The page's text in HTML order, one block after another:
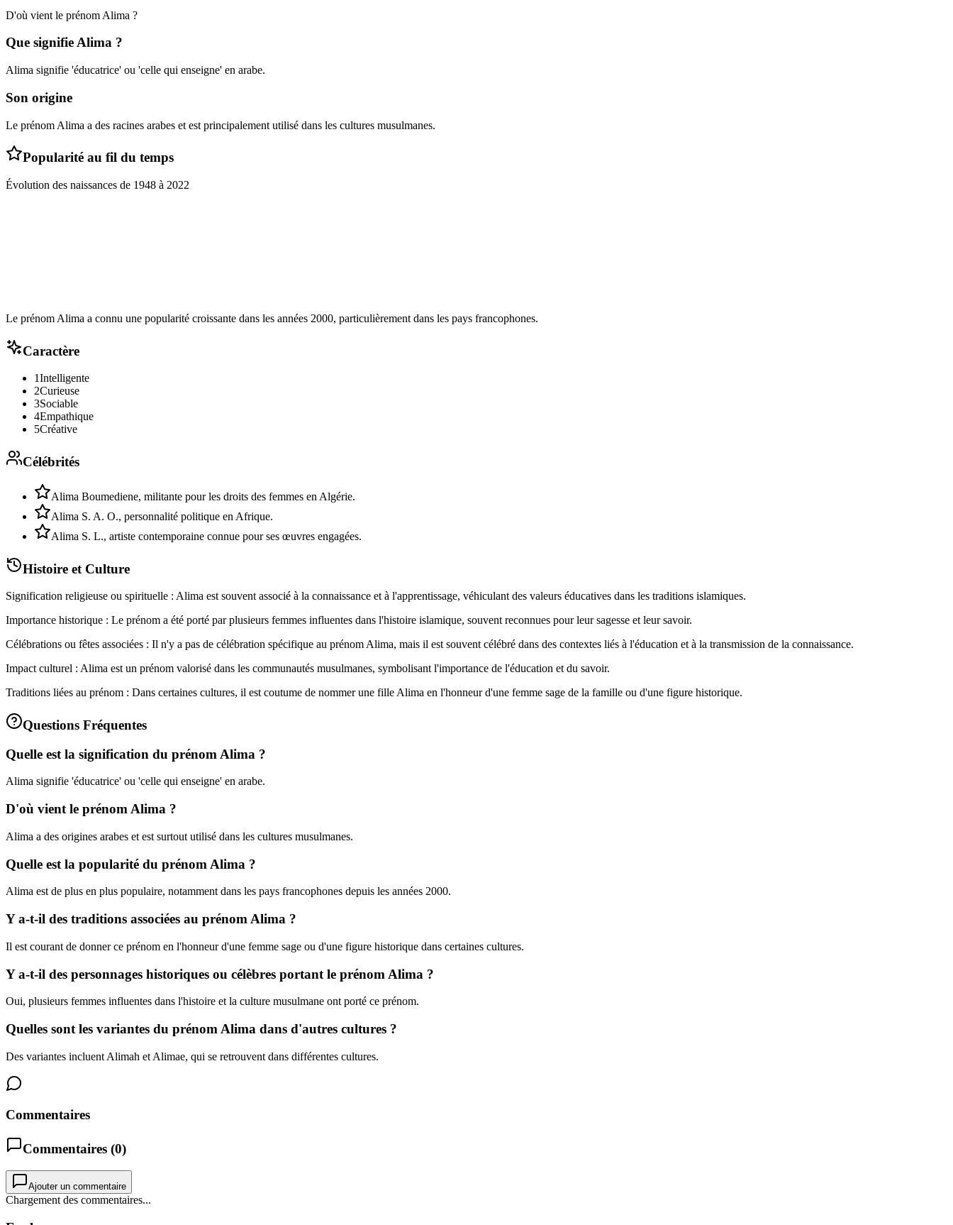
D'où vient le prénom Alima ?
Que signifieAlima ?
Alima signifie 'éducatrice' ou 'celle qui enseigne' en arabe.
Son origine
Le prénom Alima a des racines arabes et est principalement utilisé dans les cultures musulmanes.
Popularité au fil du temps
Évolution des naissances de 1948 à 2022
Le prénom Alima a connu une popularité croissante dans les années 2000, particulièrement dans les pays francophones.
Caractère
1Intelligente
2Curieuse
3Sociable
4Empathique
5Créative
Célébrités
Alima Boumediene, militante pour les droits des femmes en Algérie.
Alima S. A. O., personnalité politique en Afrique.
Alima S. L., artiste contemporaine connue pour ses œuvres engagées.
Histoire et Culture
Signification religieuse ou spirituelle : Alima est souvent associé à la connaissance et à l'apprentissage, véhiculant des valeurs éducatives dans les traditions islamiques.
Importance historique : Le prénom a été porté par plusieurs femmes influentes dans l'histoire islamique, souvent reconnues pour leur sagesse et leur savoir.
Célébrations ou fêtes associées : Il n'y a pas de célébration spécifique au prénom Alima, mais il est souvent célébré dans des contextes liés à l'éducation et à la transmission de la connaissance.
Impact culturel : Alima est un prénom valorisé dans les communautés musulmanes, symbolisant l'importance de l'éducation et du savoir.
Traditions liées au prénom : Dans certaines cultures, il est coutume de nommer une fille Alima en l'honneur d'une femme sage de la famille ou d'une figure historique.
Questions Fréquentes
Quelle est la signification du prénom Alima ?
Alima signifie 'éducatrice' ou 'celle qui enseigne' en arabe.
D'où vient le prénom Alima ?
Alima a des origines arabes et est surtout utilisé dans les cultures musulmanes.
Quelle est la popularité du prénom Alima ?
Alima est de plus en plus populaire, notamment dans les pays francophones depuis les années 2000.
Y a-t-il des traditions associées au prénom Alima ?
Il est courant de donner ce prénom en l'honneur d'une femme sage ou d'une figure historique dans certaines cultures.
Y a-t-il des personnages historiques ou célèbres portant le prénom Alima ?
Oui, plusieurs femmes influentes dans l'histoire et la culture musulmane ont porté ce prénom.
Quelles sont les variantes du prénom Alima dans d'autres cultures ?
Des variantes incluent Alimah et Alimae, qui se retrouvent dans différentes cultures.
Commentaires
Commentaires (0)
Ajouter un commentaire
Chargement des commentaires...